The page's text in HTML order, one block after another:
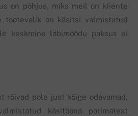
on põhjus, miks meil on kliente
tootevalik on käsitsi valmistatud
keskmine läbimõõdu paksus ei
rõivad pole just kõige odavamad,
käsitööna parimatest